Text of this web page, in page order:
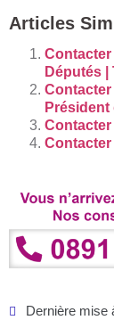
Articles
Contacter
Députés
Contacter
Contacter
Contacter
Dernière mise